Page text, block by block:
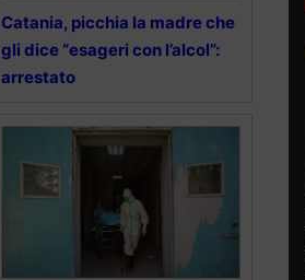
Catania, picchia la madre che
gli dice “esageri con l’alcol”:
arrestato